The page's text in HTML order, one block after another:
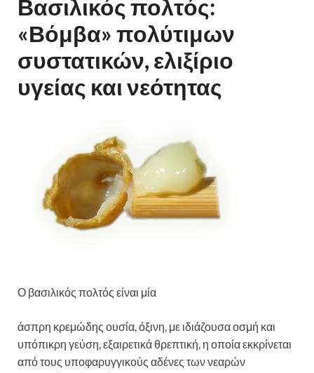
Βασιλικός πολτός:
«Βόμβα» πολύτιμων
συστατικών, ελιξίριο
υγείας και νεότητας
Ο βασιλικός πολτός είναι μία
άσπρη κρεμώδης ουσία, όξινη, με ιδιάζουσα οσμή και
υπόπικρη γεύση, εξαιρετικά θρεπτική, η οποία εκκρίνεται
από τους υποφαρυγγικούς αδένες των νεαρών